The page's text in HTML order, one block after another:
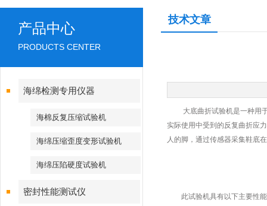
产品中心
PRODUCTS CENTER
海绵检测专用仪器
海棉反复压缩试验机
海绵压缩歪度变形试验机
海绵压陷硬度试验机
密封性能测试仪
技术文章
大底曲折试验机是一种用于
实际使用中受到的反复曲折应
人的脚，通过传感器采集鞋底
此试验机具有以下主要性能